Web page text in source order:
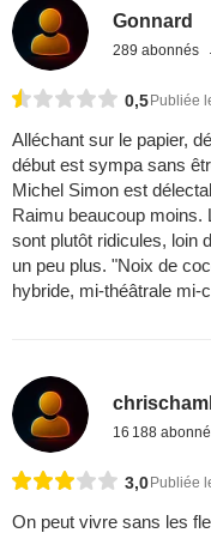
Gonnard
289 abonnés
0,5Publiée
Alléchant sur le papier,
début est sympa sans
Michel Simon est
Raimu beaucoup moins.
sont plutôt ridicules, loin
un peu plus. "Noix de
hybride, mi-théâtrale mi-
16 188
3,0Publiée
On peut vivre sans les